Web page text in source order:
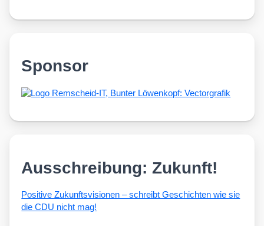
Sponsor
Ausschreibung: Zukunft!
Posi­ti­ve Zukunfts­vi­sio­nen – schreibt Geschich­ten wie sie
die CDU nicht mag!